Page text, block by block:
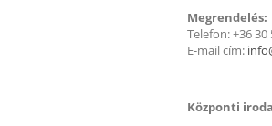
Megrendelés:
Telefon: +36 30
E-mail cím:
Központi